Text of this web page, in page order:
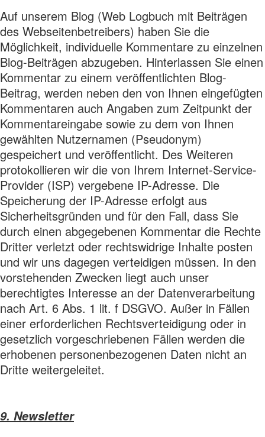
Auf unserem Blog (Web Logbuch mit Beiträgen
des Webseitenbetreibers) haben Sie die
Möglichkeit, individuelle Kommentare zu einzelnen
Blog-Beiträgen abzugeben. Hinterlassen Sie einen
Kommentar zu einem veröffentlichten Blog-
Beitrag, werden neben den von Ihnen eingefügten
Kommentaren auch Angaben zum Zeitpunkt der
Kommentareingabe sowie zu dem von Ihnen
gewählten Nutzernamen (Pseudonym)
gespeichert und veröffentlicht. Des Weiteren
protokollieren wir die von Ihrem Internet-Service-
Provider (ISP) vergebene IP-Adresse. Die
Speicherung der IP-Adresse erfolgt aus
Sicherheitsgründen und für den Fall, dass Sie
durch einen abgegebenen Kommentar die Rechte
Dritter verletzt oder rechtswidrige Inhalte posten
und wir uns dagegen verteidigen müssen. In den
vorstehenden Zwecken liegt auch unser
berechtigtes Interesse an der Datenverarbeitung
nach Art. 6 Abs. 1 lit. f DSGVO. Außer in Fällen
einer erforderlichen Rechtsverteidigung oder in
gesetzlich vorgeschriebenen Fällen werden die
erhobenen personenbezogenen Daten nicht an
Dritte weitergeleitet.
9. Newsletter